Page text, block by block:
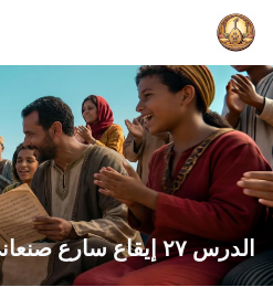
الدرس ٢٧ إيقاع سارع صنعاني ابورامي